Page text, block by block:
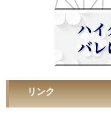
リンク